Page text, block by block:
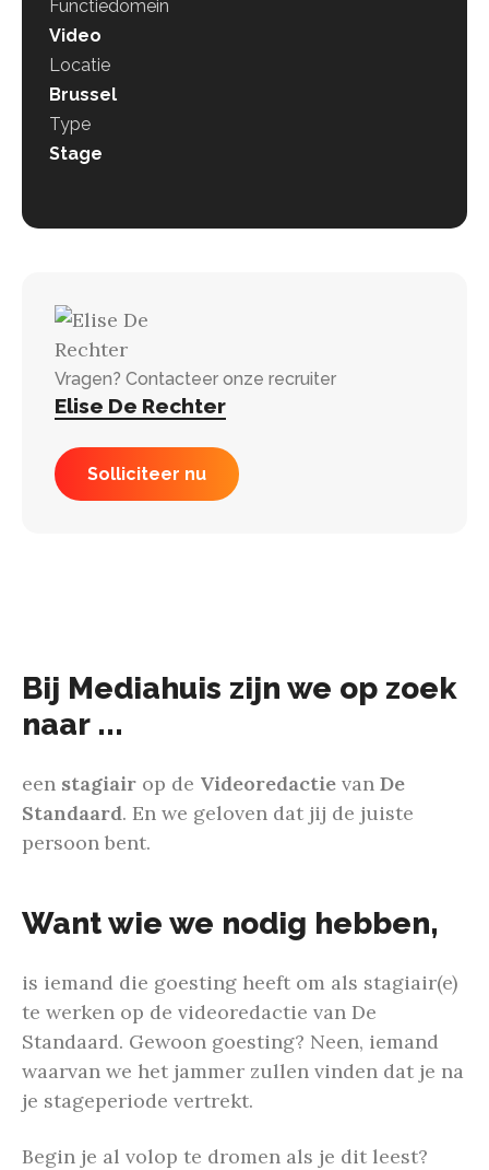
Functiedomein
Video
Locatie
Brussel
Type
Stage
Vragen? Contacteer onze recruiter
Elise De Rechter
Solliciteer nu
Bij Mediahuis zijn we op zoek
naar ...
een stagiair op de Videoredactie van De
Standaard. En we geloven dat jij de juiste
persoon bent.
Want wie we nodig hebben,
is iemand die goesting heeft om als stagiair(e)
te werken op de videoredactie van De
Standaard. Gewoon goesting? Neen, iemand
waarvan we het jammer zullen vinden dat je na
je stageperiode vertrekt.
Begin je al volop te dromen als je dit leest?